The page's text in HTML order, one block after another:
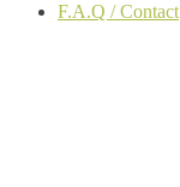
F.A.Q / Contact